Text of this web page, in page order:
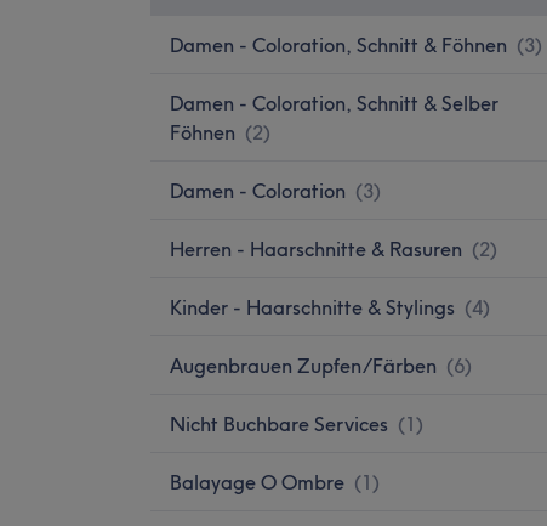
Damen - Coloration, Schnitt & Föhnen (3)
Damen - Coloration, Schnitt & Selber
Föhnen (2)
Damen - Coloration (3)
Herren - Haarschnitte & Rasuren (2)
Kinder - Haarschnitte & Stylings (4)
Augenbrauen Zupfen/Färben (6)
Nicht Buchbare Services (1)
Balayage O Ombre (1)